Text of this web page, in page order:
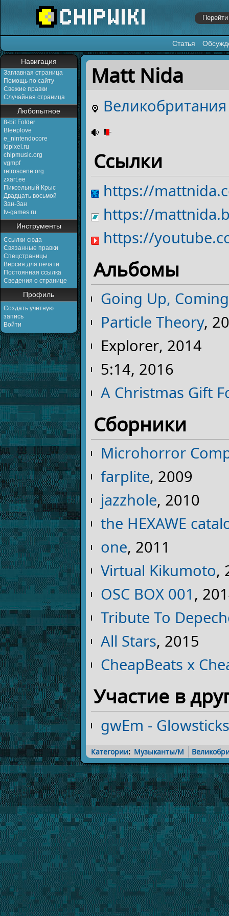
Статья
Навигация
Заглавная страница
Помощь по сайту
Свежие правки
Случайная страница
Любопытное
8-bit Folder
Bleeplove
e_nintendocore
idpixel.ru
chipmusic.org
vgmpf
retroscene.org
zxart.ee
Пиксельный Крыс
Двадцать восьмой
Зан-Зан
tv-games.ru
Инструменты
Ссылки сюда
Связанные правки
Спецстраницы
Версия для печати
Постоянная ссылка
Сведения о странице
Профиль
Создать учётную
запись
Войти
Перейти к:навигация,поиск
Matt Nida
Великобритания
Ссылки
https://
https://
https://
Альбомы
Going Up,
Particle Theory,
Explorer, 2014
5:14, 2016
A Christmas Gift
Сборники
Microhorror
farplite, 2009
jazzhole, 2010
the HEXAWE
one, 2011
Virtual Kikumoto,
OSC BOX 001 ,
Tribute To
All Stars, 2015
CheapBeats x
Участие в
gwEm -
Категории: Музыканты/M